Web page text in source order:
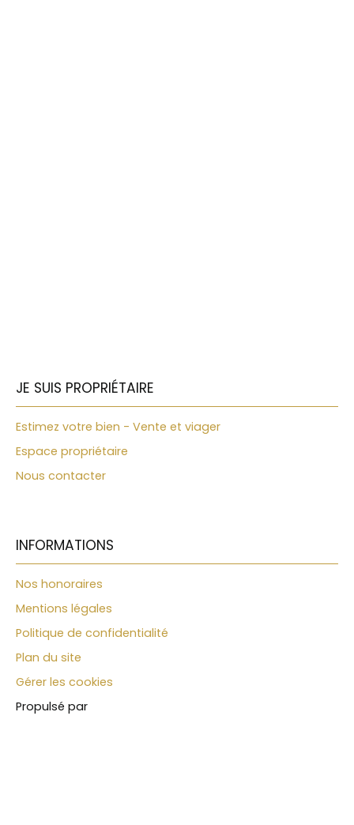
JE SUIS PROPRIÉTAIRE
Estimez votre bien - Vente et viager
Espace propriétaire
Nous contacter
INFORMATIONS
Nos honoraires
Mentions légales
Politique de confidentialité
Plan du site
Gérer les cookies
Propulsé par